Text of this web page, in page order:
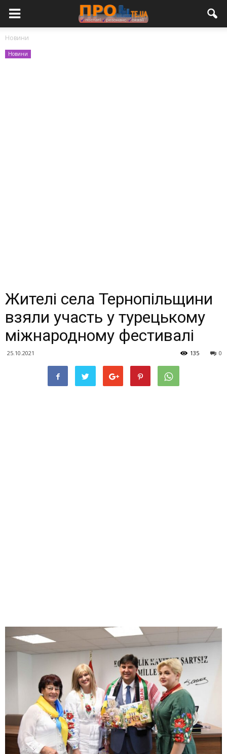
Новини
Новини
Жителі села Тернопільщини
взяли участь у турецькому
міжнародному фестивалі
25.10.2021 0
135